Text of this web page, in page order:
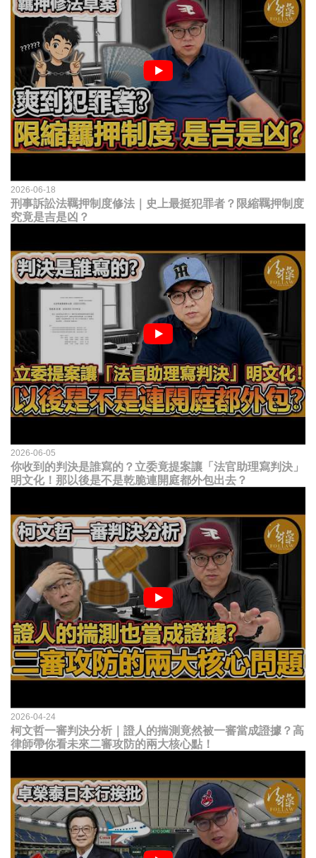
2026-06-18
刑事訴訟法羈押制度修法｜史上最挺犯罪者？限縮羈押制度
究竟是吉是凶？
2026-06-05
你收到的判決是誰寫的？立委竟提案讓「法官助理寫判決」
明文化！那以後是不是乾脆連開庭都外包出去？
2026-04-24
柯文哲一審判決分析｜證人的揣測竟然被一審當成證據？高
律師帶你看未來二審攻防的兩大核心點！